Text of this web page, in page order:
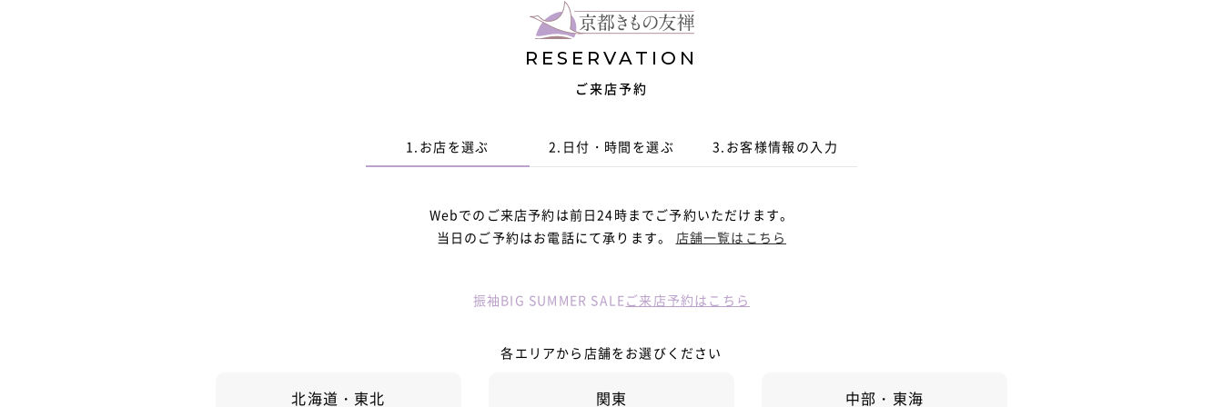
RESERVATION
ご来店予約
1. お店を選ぶ 2. 日付・時間 を選ぶ 3. お客様情報 の入力
Webでのご来店予約は前日24時までご予約いただけます。
当日のご予約はお電話にて承ります。 店舗一覧はこちら
振袖BIG SUMMER SALEご来店予約はこちら
各エリアから店舗をお選びください
北海道・東北 関東 中部・東海